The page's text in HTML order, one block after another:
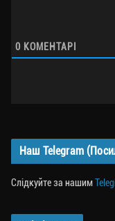
0 КОМЕНТАРІ
Наш Telegram
Слідкуйте за нашим